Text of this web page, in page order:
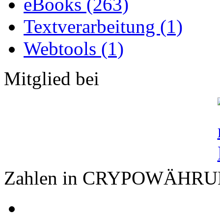
Textverarbeitung (1)
Webtools (1)
Mitglied bei
Zahlen in